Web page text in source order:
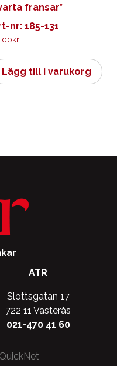
fransar*
nr: 185-131
kr
Lägg till i varukorg
ATR
Slottsgatan 17
722 11 Västerås
021-470 41 60